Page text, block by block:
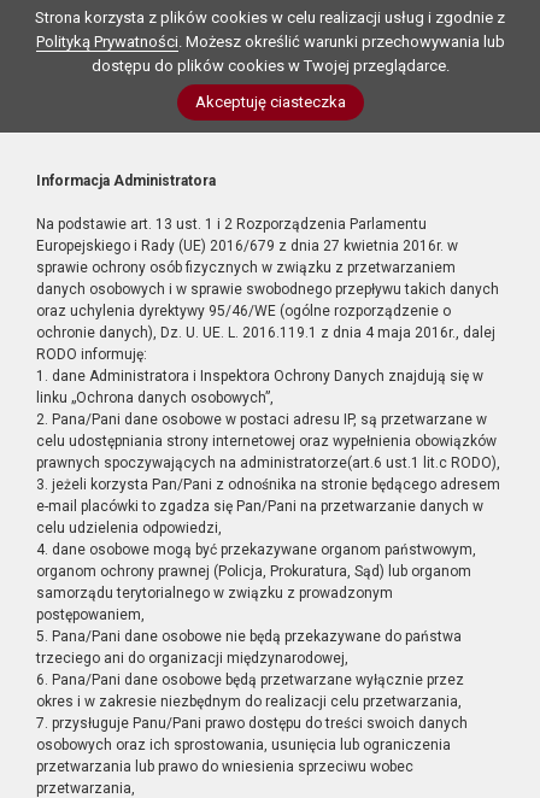
Strona korzysta z plików cookies w celu realizacji usług i zgodnie z
Polityką Prywatności. Możesz określić warunki przechowywania lub
dostępu do plików cookies w Twojej przeglądarce.
Akceptuję ciasteczka
Informacja Administratora
Na podstawie art. 13 ust. 1 i 2 Rozporządzenia Parlamentu
Europejskiego i Rady (UE) 2016/679 z dnia 27 kwietnia 2016r. w
sprawie ochrony osób fizycznych w związku z przetwarzaniem
danych osobowych i w sprawie swobodnego przepływu takich danych
oraz uchylenia dyrektywy 95/46/WE (ogólne rozporządzenie o
ochronie danych), Dz. U. UE. L. 2016.119.1 z dnia 4 maja 2016r., dalej
RODO informuję:
1. dane Administratora i Inspektora Ochrony Danych znajdują się w
linku „Ochrona danych osobowych”,
2. Pana/Pani dane osobowe w postaci adresu IP, są przetwarzane w
celu udostępniania strony internetowej oraz wypełnienia obowiązków
prawnych spoczywających na administratorze(art.6 ust.1 lit.c RODO),
3. jeżeli korzysta Pan/Pani z odnośnika na stronie będącego adresem
e-mail placówki to zgadza się Pan/Pani na przetwarzanie danych w
celu udzielenia odpowiedzi,
4. dane osobowe mogą być przekazywane organom państwowym,
organom ochrony prawnej (Policja, Prokuratura, Sąd) lub organom
samorządu terytorialnego w związku z prowadzonym
postępowaniem,
5. Pana/Pani dane osobowe nie będą przekazywane do państwa
trzeciego ani do organizacji międzynarodowej,
6. Pana/Pani dane osobowe będą przetwarzane wyłącznie przez
okres i w zakresie niezbędnym do realizacji celu przetwarzania,
7. przysługuje Panu/Pani prawo dostępu do treści swoich danych
osobowych oraz ich sprostowania, usunięcia lub ograniczenia
przetwarzania lub prawo do wniesienia sprzeciwu wobec
przetwarzania,